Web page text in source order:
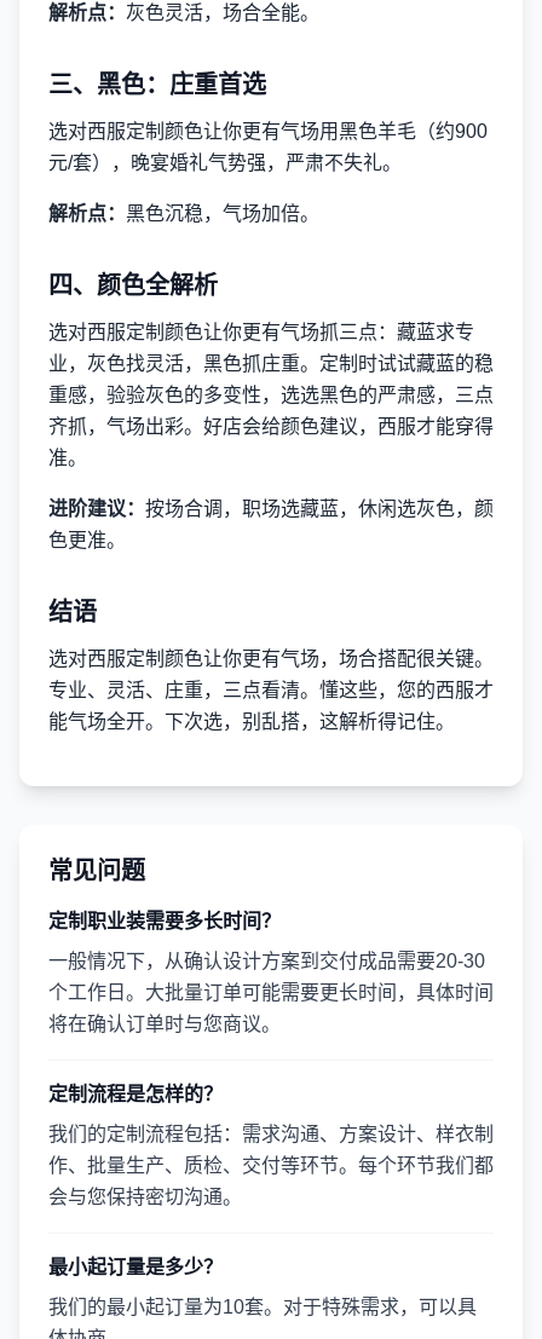
解析点： 灰色灵活，场合全能。
三、黑色：庄重首选
选对西服定制颜色让你更有气场用黑色羊毛（约900
元/套），晚宴婚礼气势强，严肃不失礼。
解析点： 黑色沉稳，气场加倍。
四、颜色全解析
选对西服定制颜色让你更有气场抓三点：藏蓝求专
业，灰色找灵活，黑色抓庄重。定制时试试藏蓝的稳
重感，验验灰色的多变性，选选黑色的严肃感，三点
齐抓，气场出彩。好店会给颜色建议，西服才能穿得
准。
进阶建议： 按场合调，职场选藏蓝，休闲选灰色，颜
色更准。
结语
选对西服定制颜色让你更有气场，场合搭配很关键。
专业、灵活、庄重，三点看清。懂这些，您的西服才
能气场全开。下次选，别乱搭，这解析得记住。
常见问题
定制职业装需要多长时间？
一般情况下，从确认设计方案到交付成品需要20-30
个工作日。大批量订单可能需要更长时间，具体时间
将在确认订单时与您商议。
定制流程是怎样的？
我们的定制流程包括：需求沟通、方案设计、样衣制
作、批量生产、质检、交付等环节。每个环节我们都
会与您保持密切沟通。
最小起订量是多少？
我们的最小起订量为10套。对于特殊需求，可以具